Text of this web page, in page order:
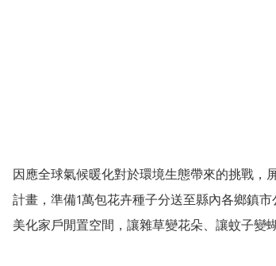
因應全球氣候暖化對於環境生態帶來的挑戰，
計畫，準備1萬包花卉種子分送至縣內各鄉鎮
美化家戶閒置空間，讓雜草變花朵、讓蚊子變